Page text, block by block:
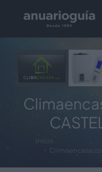
Inicio